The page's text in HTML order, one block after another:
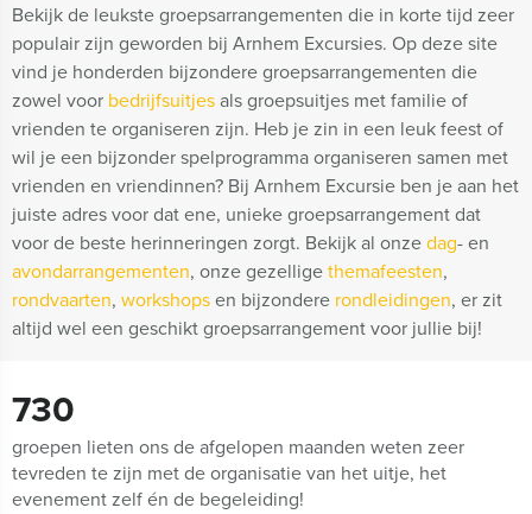
Bekijk de leukste groepsarrangementen die in korte tijd zeer
populair zijn geworden bij Arnhem Excursies. Op deze site
vind je honderden bijzondere groepsarrangementen die
zowel voor bedrijfsuitjesals groepsuitjes met familie of
vrienden te organiseren zijn. Heb je zin in een leuk feest of
wil je een bijzonder spelprogramma organiseren samen met
vrienden en vriendinnen? Bij Arnhem Excursie ben je aan het
juiste adres voor dat ene, unieke groepsarrangement dat
voor de beste herinneringen zorgt. Bekijk al onzedag- en
avondarrangementen, onze gezelligethemafeesten,
rondvaarten, workshopsen bijzondere rondleidingen, er zit
altijd wel een geschikt groepsarrangement voor jullie bij!
730
groepen lieten ons de afgelopen maanden weten zeer
tevreden te zijn met de organisatie van het uitje, het
evenement zelf én de begeleiding!